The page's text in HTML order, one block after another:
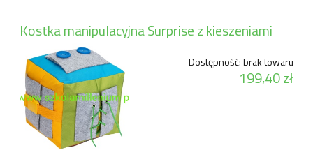
Kostka manipulacyjna Surprise z kieszeniami
Dostępność:brak towaru
199,40 zł